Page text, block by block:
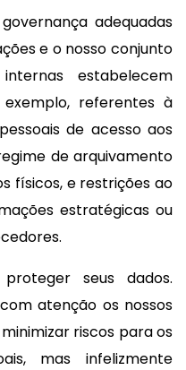
adequadas
e o nosso conjunto
estabelecem
referentes à
de acesso aos
de arquivamento
físicos, e restrições ao
estratégicas ou
seus dados.
atenção os nossos
riscos para os
mas infelizmente